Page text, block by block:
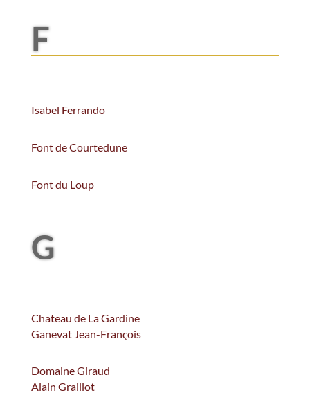
F
Isabel Ferrando
Font de Courtedune
Font du Loup
G
Chateau de La Gardine
Ganevat Jean-François
Domaine Giraud
Alain Graillot